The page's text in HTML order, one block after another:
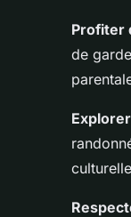
Profiter
de